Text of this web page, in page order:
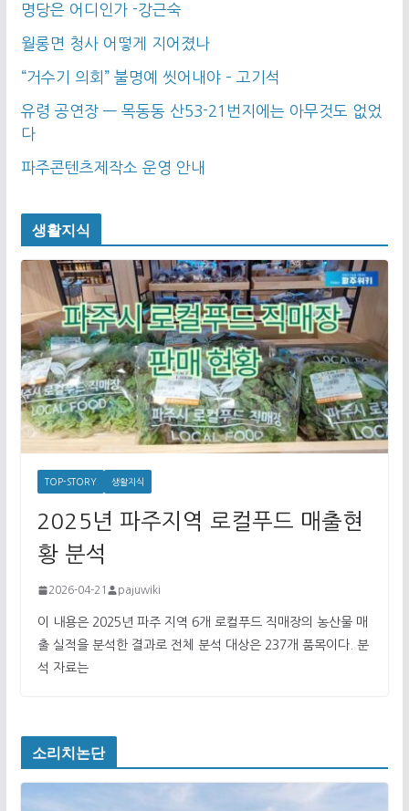
명당은 어디인가 -강근숙
월롱면 청사 어떻게 지어졌나
“거수기 의회” 불명예 씻어내야 – 고기석
유령 공연장 — 목동동 산53-21번지에는 아무것도 없었
다
파주콘텐츠제작소 운영 안내
생활지식
TOP-STORY 생활지식
2025년 파주지역 로컬푸드 매출현
황 분석
2026-04-21 pajuwiki
이 내용은 2025년 파주 지역 6개 로컬푸드 직매장의 농산물 매
출 실적을 분석한 결과로 전체 분석 대상은 237개 품목이다. 분
석 자료는
소리치논단